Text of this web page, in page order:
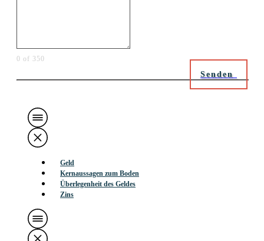
0 of 350
Senden
Geld
Kernaussagen zum Boden
Überlegenheit des Geldes
Zins